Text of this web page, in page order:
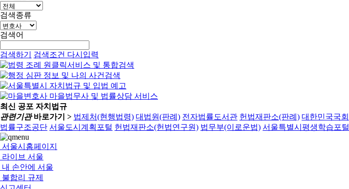
검색종류
검색어
검색하기 검색조건 다시입력
최신 공포 자치법규
관련기관바로가기 > 법제처(현행법령) 대법원(판례) 전자법률도서관 헌법재판소(판례) 대한민국국회
법률구조공단 서울도시계획포털 헌법재판소(헌법연구원) 법무부(이로운법) 서울특별시평생학습포털
서울시홈페이지
라이브 서울
내 손안에 서울
불합리 규제